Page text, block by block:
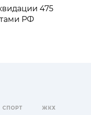
475
РФ
СПОРТ ЖКХ